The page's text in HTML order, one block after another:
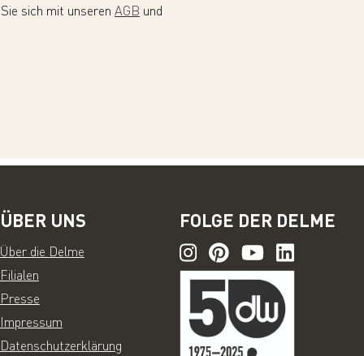
sich mit unseren AGB und
ÜBER UNS
Über die Delme
Filialen
Presse
Impressum
Datenschutzerklärung
FOLGE DER DELME